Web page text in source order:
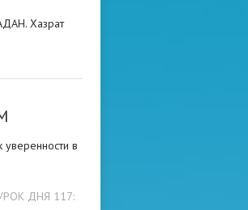
Хазрат
в
ДНЯ 117: